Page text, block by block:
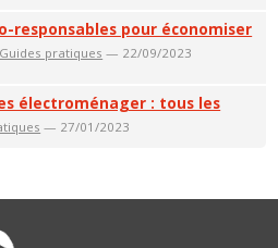
responsables pour économiser
Guides pratiques — 22/09/2023
électroménager : tous les
— 27/01/2023